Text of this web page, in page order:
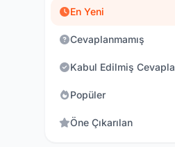
En Yeni
Cevaplanmamış
Kabul Edilmiş Cevapla
Popüler
Öne Çıkarılan